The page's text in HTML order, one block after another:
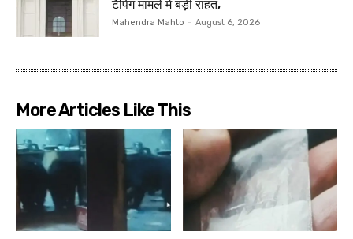
टैपिंग मामले में बड़ी राहत,
Mahendra Mahto - August 6, 2026
More Articles Like This